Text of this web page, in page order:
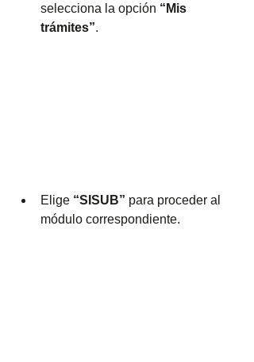
selecciona la opción “Mis
trámites”.
Elige “SISUB” para proceder al
módulo correspondiente.